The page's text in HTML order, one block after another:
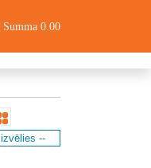
Summa 0.00